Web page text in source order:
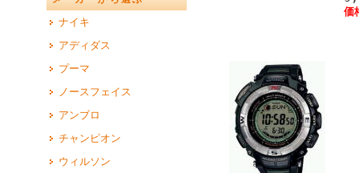
ナイキ
アディダス
プーマ
ノースフェイス
アンブロ
チャンピオン
ウィルソン
価